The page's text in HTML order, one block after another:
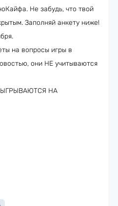
Не забудь, что твой
Заполняй анкету ниже!
на вопросы игры в
они НЕ учитываются
НА